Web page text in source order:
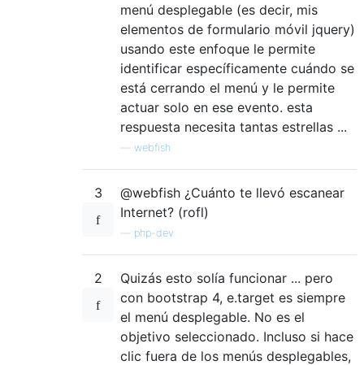
menú desplegable (es decir, mis
elementos de formulario móvil jquery)
usando este enfoque le permite
identificar específicamente cuándo se
está cerrando el menú y le permite
actuar solo en ese evento. esta
respuesta necesita tantas estrellas ...
webfish
3
@webfish ¿Cuánto te llevó escanear
Internet? (rofl)
php-dev
2
Quizás esto solía funcionar ... pero
con bootstrap 4, e.target es siempre
el menú desplegable. No es el
objetivo seleccionado. Incluso si hace
clic fuera de los menús desplegables,